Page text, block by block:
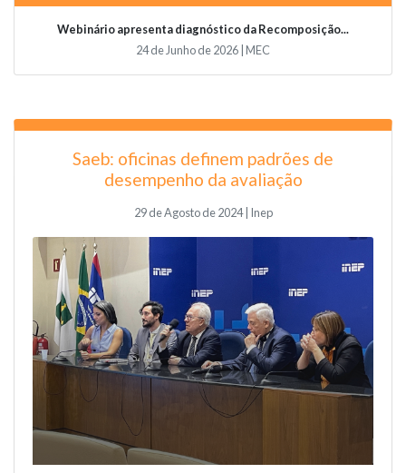
Webinário apresenta diagnóstico da Recomposição...
24 de Junho de 2026 | MEC
Saeb: oficinas definem padrões de
desempenho da avaliação
29 de Agosto de 2024 | Inep